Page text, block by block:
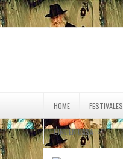
HOME FESTIVALES
CINE EN CASA »